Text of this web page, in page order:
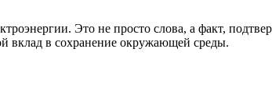
Это не просто слова, а факт,
вклад в сохранение окружающей среды.